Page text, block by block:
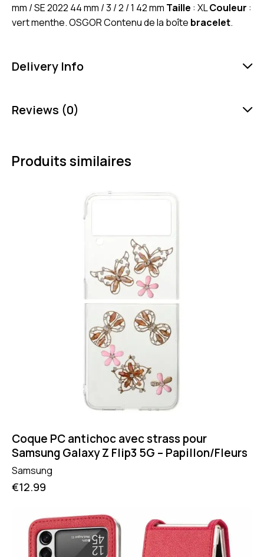
mm / SE 2022 44 mm / 3 / 2 / 1 42 mm Taille : XLCouleur :
vert menthe. OSGOR Contenu de la boîte bracelet.
Delivery Info
Reviews (0)
Produits similaires
Coque PC antichoc avec strass pour
Samsung Galaxy Z Flip3 5G – Papillon/Fleurs
Samsung
€12.99